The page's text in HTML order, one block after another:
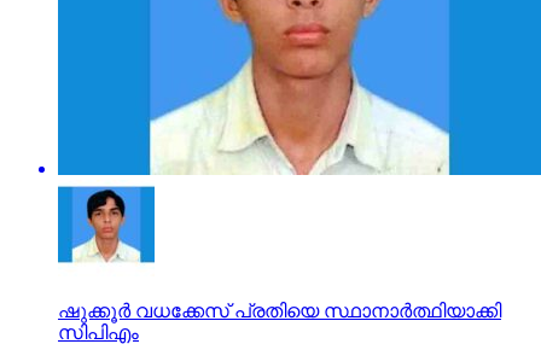
ഷുക്കൂര്‍ വധക്കേസ് പ്രതിയെ സ്ഥാനാര്‍ത്ഥിയാക്കി
സിപിഎം